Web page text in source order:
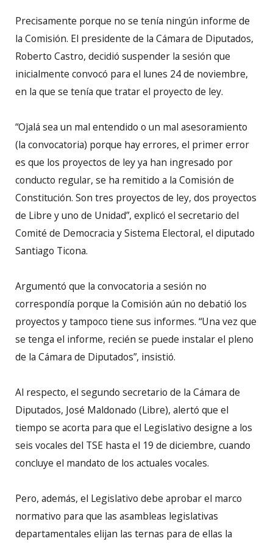
Precisamente porque no se tenía ningún informe de
la Comisión. El presidente de la Cámara de Diputados,
Roberto Castro, decidió suspender la sesión que
inicialmente convocó para el lunes 24 de noviembre,
en la que se tenía que tratar el proyecto de ley.
“Ojalá sea un mal entendido o un mal asesoramiento
(la convocatoria) porque hay errores, el primer error
es que los proyectos de ley ya han ingresado por
conducto regular, se ha remitido a la Comisión de
Constitución. Son tres proyectos de ley, dos proyectos
de Libre y uno de Unidad”, explicó el secretario del
Comité de Democracia y Sistema Electoral, el diputado
Santiago Ticona.
Argumentó que la convocatoria a sesión no
correspondía porque la Comisión aún no debatió los
proyectos y tampoco tiene sus informes. “Una vez que
se tenga el informe, recién se puede instalar el pleno
de la Cámara de Diputados”, insistió.
Al respecto, el segundo secretario de la Cámara de
Diputados, José Maldonado (Libre), alertó que el
tiempo se acorta para que el Legislativo designe a los
seis vocales del TSE hasta el 19 de diciembre, cuando
concluye el mandato de los actuales vocales.
Pero, además, el Legislativo debe aprobar el marco
normativo para que las asambleas legislativas
departamentales elijan las ternas para de ellas la